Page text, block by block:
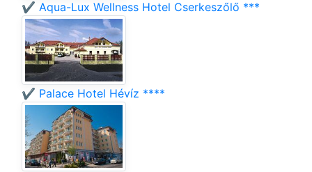
✔️ Aqua-Lux Wellness Hotel Cserkeszőlő ***
✔️ Palace Hotel Hévíz ****